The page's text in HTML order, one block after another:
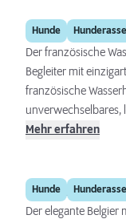
Intelligenz und
Gefährten für aktive
Hunde
Barbet
Der französische
Begleiter mit
französische
unverwechselbares,
Fähigkeiten als
vielen
Menschen aufbaut.
Mehr erfahren
Hunde
Der elegante Belgier